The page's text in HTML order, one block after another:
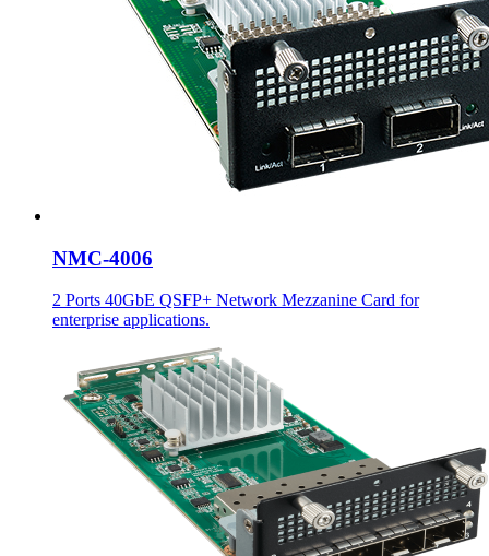
NMC-4006
2 Ports 40GbE QSFP+ Network Mezzanine Card for
enterprise applications.